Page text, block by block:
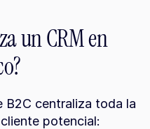
un CRM en
B2C centraliza toda la
potencial: